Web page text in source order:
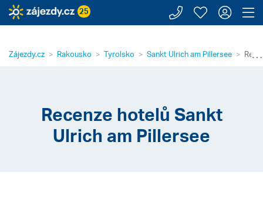
25 Zavolejte
Moje
⋯
Zájezdy.cz Rakousko Tyrolsko Sankt Ulrich am Pillersee
Recenze hotelů Sankt
Ulrich am Pillersee